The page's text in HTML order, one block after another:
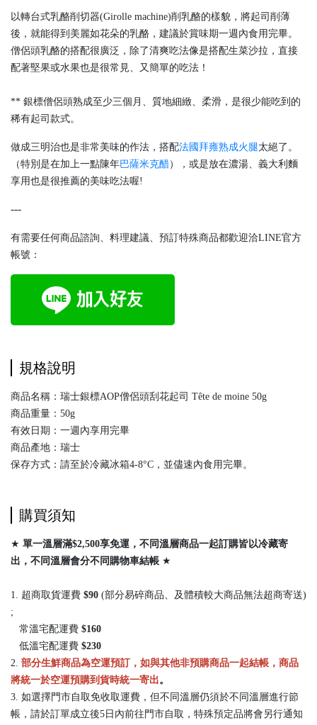
以轉台式乳酪削切器(Girolle machine)削乳酪的樣貌，將起司削薄
後，就能得到美麗如花朵的乳酪，建議於賞味期一週內食用完畢。
僧侶頭乳酪的搭配很廣泛，除了清爽吃法像是搭配生菜沙拉，直接
配著堅果或水果也是很常見、又簡單的吃法！
** 銀標僧侶頭熟成至少三個月、質地細緻、柔滑，是很少能吃到的
稀有起司款式。
做成三明治也是非常美味的作法，搭配法國拜雍熟成火腿太絕了。
（特別是在加上一點陳年巴薩米克醋），或是放在濃湯、義大利麵
享用也是很推薦的美味吃法喔!
---
有需要任何商品諮詢、料理建議、預訂特殊商品都歡迎洽LINE官方
帳號：
規格說明
商品名稱：瑞士銀標AOP僧侶頭刮花起司 Tête de moine 50g
商品重量：50g
有效日期：一週內享用完畢
商品產地：瑞士
保存方式：請至於冷藏冰箱4-8°C，並儘速內食用完畢。
購買須知
★ 單一溫層滿$2,500享免運，不同溫層商品一起訂購皆以冷藏寄
出， 不同溫層會分不同購物車結帳 ★
1. 超商取貨運費 $90 (部分易碎商品、及體積較大商品無法超商寄送)
;
常溫宅配運費 $160
低溫宅配運費 $230
2. 部分生鮮商品為空運預訂，如與其他非預購商品一起結帳，商品
將統一於空運預購到貨時統一寄出。
3. 如選擇門市自取免收取運費，但不同溫層仍須於不同溫層進行節
帳，請於訂單成立後5日內前往門市自取，特殊預定品將會另行通知